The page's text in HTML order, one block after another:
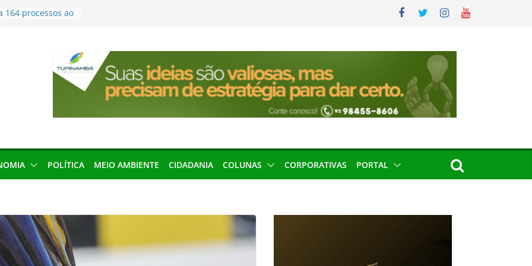
vagas para
processos ao
desta terça-
por
pública
e ex-
devolverá quase
POLÍTICA MEIO AMBIENTE CIDADANIA COLUNAS CORPORATIVAS PORTAL